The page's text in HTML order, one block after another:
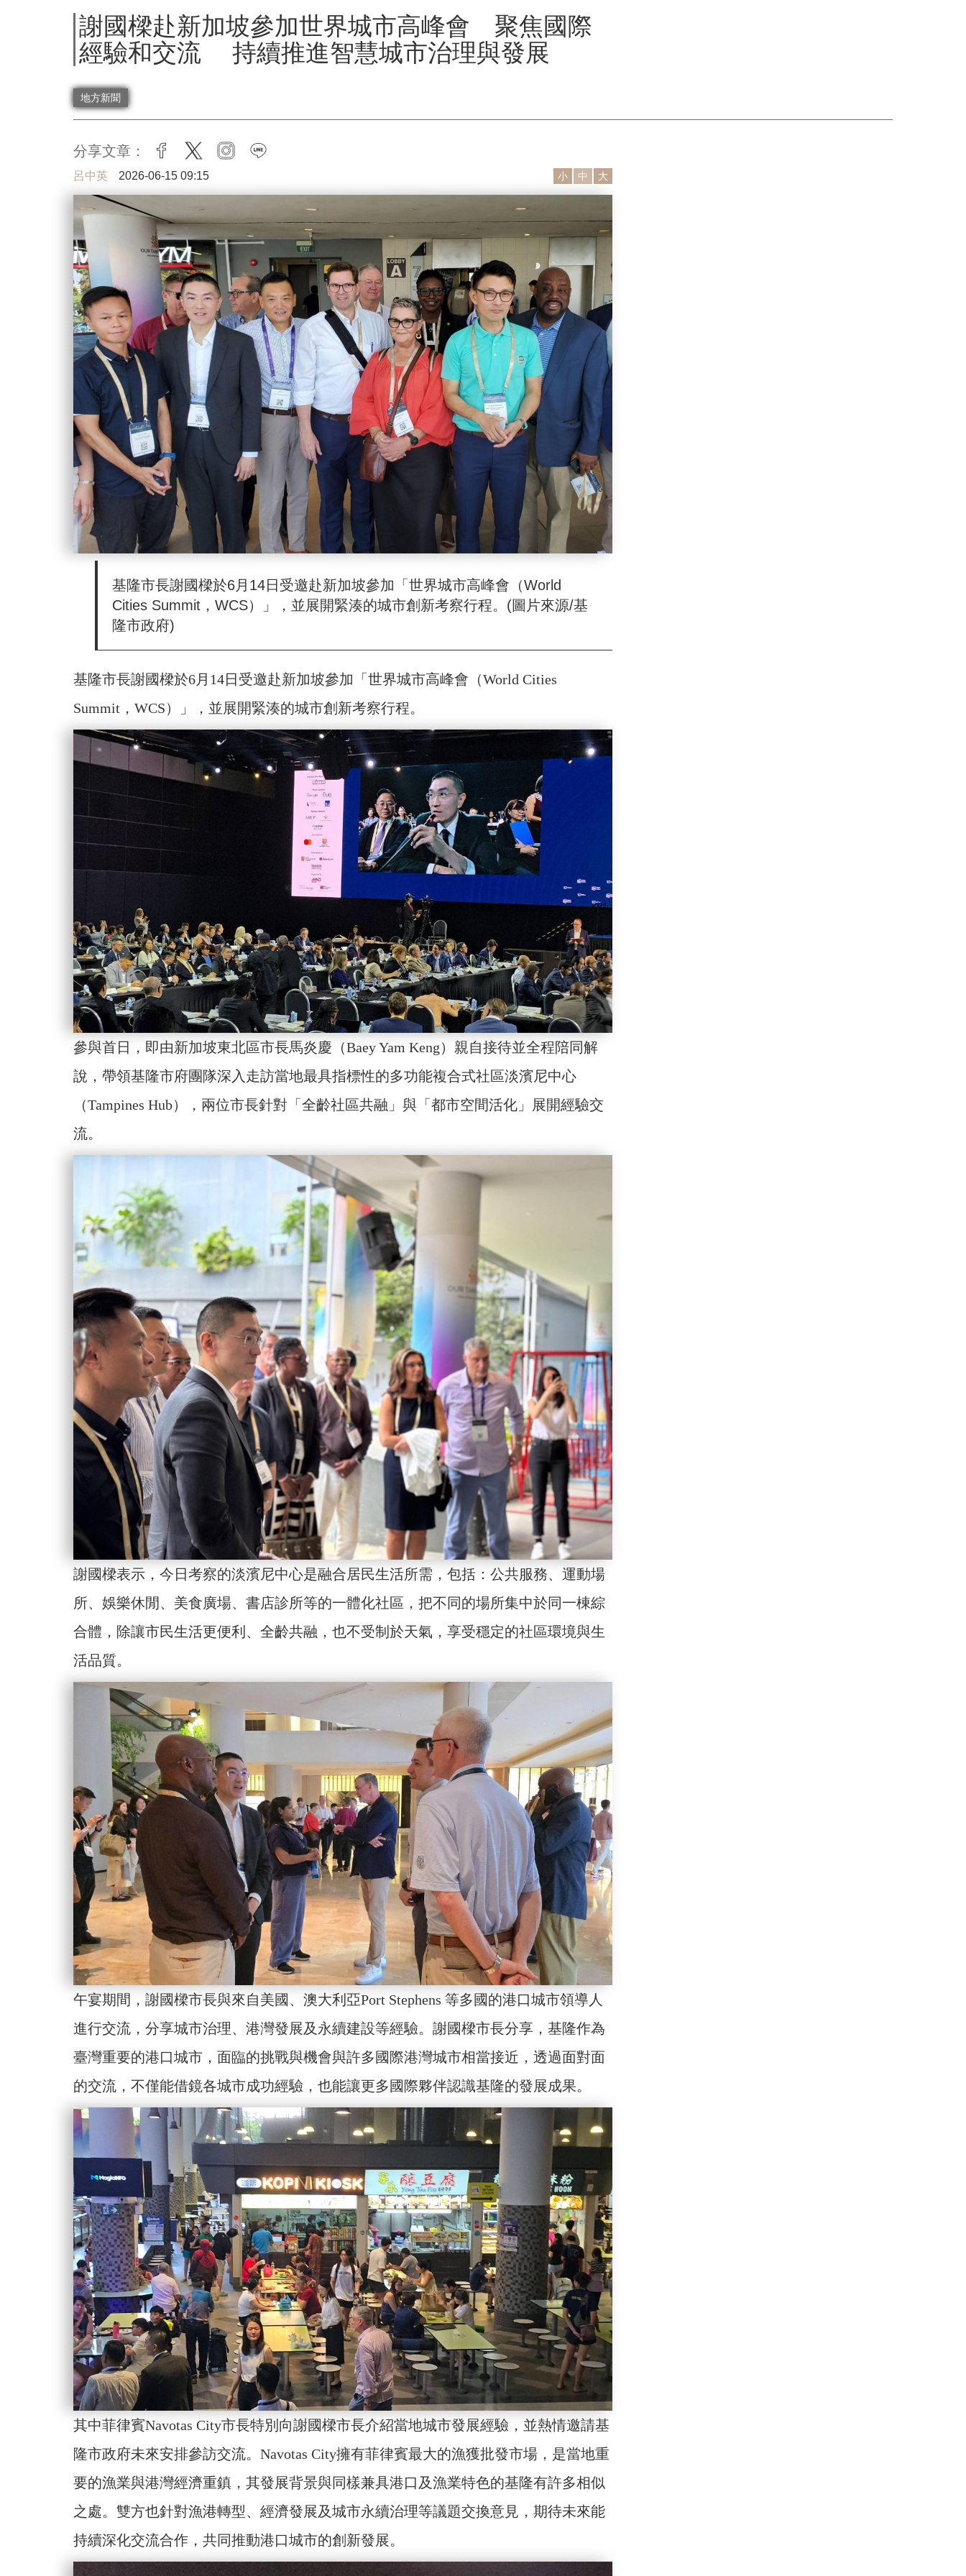
謝國樑赴新加坡參加世界城市高峰會 聚焦國際
經驗和交流 持續推進智慧城市治理與發展
地方新聞
分享文章： facebook
twitter instagram
呂中英 2026-06-15 09:15 小 中 大
基隆市長謝國樑於6月14日受邀赴新加坡參加「世界城市高峰會（World
Cities Summit，WCS）」，並展開緊湊的城市創新考察行程。(圖片來源/基
隆市政府)
基隆市長謝國樑於6月14日受邀赴新加坡參加「世界城市高峰會（World Cities
Summit，WCS）」，並展開緊湊的城市創新考察行程。
參與首日，即由新加坡東北區市長馬炎慶（Baey Yam Keng）親自接待並全程陪同解
說，帶領基隆市府團隊深入走訪當地最具指標性的多功能複合式社區淡濱尼中心
（Tampines Hub），兩位市長針對「全齡社區共融」與「都市空間活化」展開經驗交
流。
謝國樑表示，今日考察的淡濱尼中心是融合居民生活所需，包括：公共服務、運動場
所、娛樂休閒、美食廣場、書店診所等的一體化社區，把不同的場所集中於同一棟綜
合體，除讓市民生活更便利、全齡共融，也不受制於天氣，享受穩定的社區環境與生
活品質。
午宴期間，謝國樑市長與來自美國、澳大利亞Port Stephens 等多國的港口城市領導人
進行交流，分享城市治理、港灣發展及永續建設等經驗。謝國樑市長分享，基隆作為
臺灣重要的港口城市，面臨的挑戰與機會與許多國際港灣城市相當接近，透過面對面
的交流，不僅能借鏡各城市成功經驗，也能讓更多國際夥伴認識基隆的發展成果。
其中菲律賓Navotas City市長特別向謝國樑市長介紹當地城市發展經驗，並熱情邀請基
隆市政府未來安排參訪交流。Navotas City擁有菲律賓最大的漁獲批發市場，是當地重
要的漁業與港灣經濟重鎮，其發展背景與同樣兼具港口及漁業特色的基隆有許多相似
之處。雙方也針對漁港轉型、經濟發展及城市永續治理等議題交換意見，期待未來能
持續深化交流合作，共同推動港口城市的創新發展。